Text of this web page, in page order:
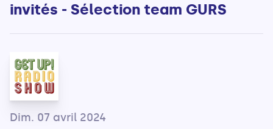
invités - Sélection team GURS
Dim. 07 avril 2024